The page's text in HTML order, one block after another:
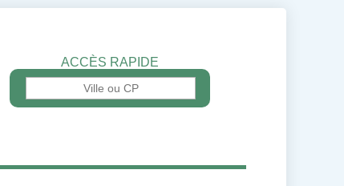
ACCÈS RAPIDE